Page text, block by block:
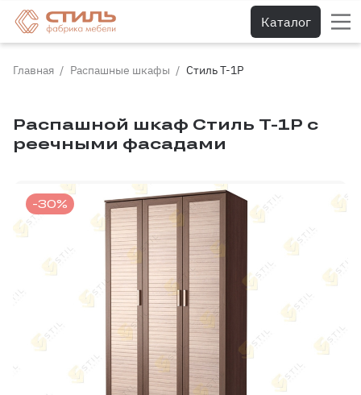
Каталог
Главная Распашные шкафы Стиль Т-1Р
-30%
Распашной шкаф Стиль Т-1Р с
реечными фасадами